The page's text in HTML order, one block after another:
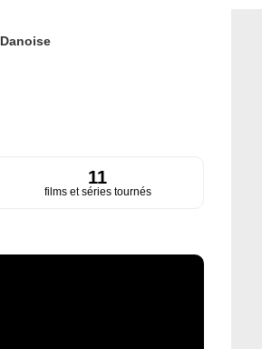
Danoise
11
films et séries tournés